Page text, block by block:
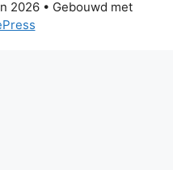
2026• Gebouwd met